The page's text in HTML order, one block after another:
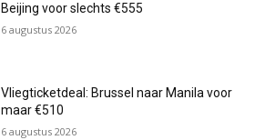
Beijing voor slechts €555
6 augustus 2026
Vliegticketdeal: Brussel naar Manila voor
maar €510
6 augustus 2026